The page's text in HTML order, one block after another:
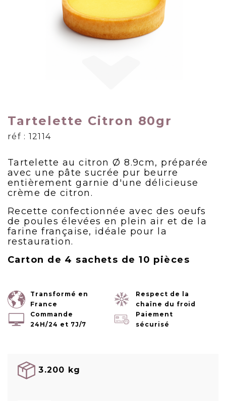
Tartelette Citron 80gr
réf : 12114
Tartelette au citron Ø 8.9cm, préparée
avec une pâte sucrée pur beurre
entièrement garnie d'une délicieuse
crème de citron.
Recette confectionnée avec des oeufs
de poules élevées en plein air et de la
farine française, idéale pour la
restauration.
Carton de 4 sachets de 10 pièces
Transformé en
France
Respect de la
chaîne du froid
Commande
24H/24 et 7J/7
Paiement
sécurisé
3.200 kg